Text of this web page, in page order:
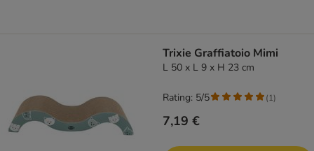
Trixie Graffiatoio Mimi
L 50 x L 9 x H 23 cm
7,19 €
Rating: 5/5 (1)